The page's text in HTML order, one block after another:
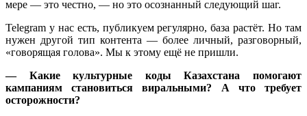
мере — это честно, — но это осознанный следующий шаг.
Telegram у нас есть, публикуем регулярно, база растёт. Но там
нужен другой тип контента — более личный, разговорный,
«говорящая голова». Мы к этому ещё не пришли.
— Какие культурные коды Казахстана помогают
кампаниям становиться виральными? А что требует
осторожности?